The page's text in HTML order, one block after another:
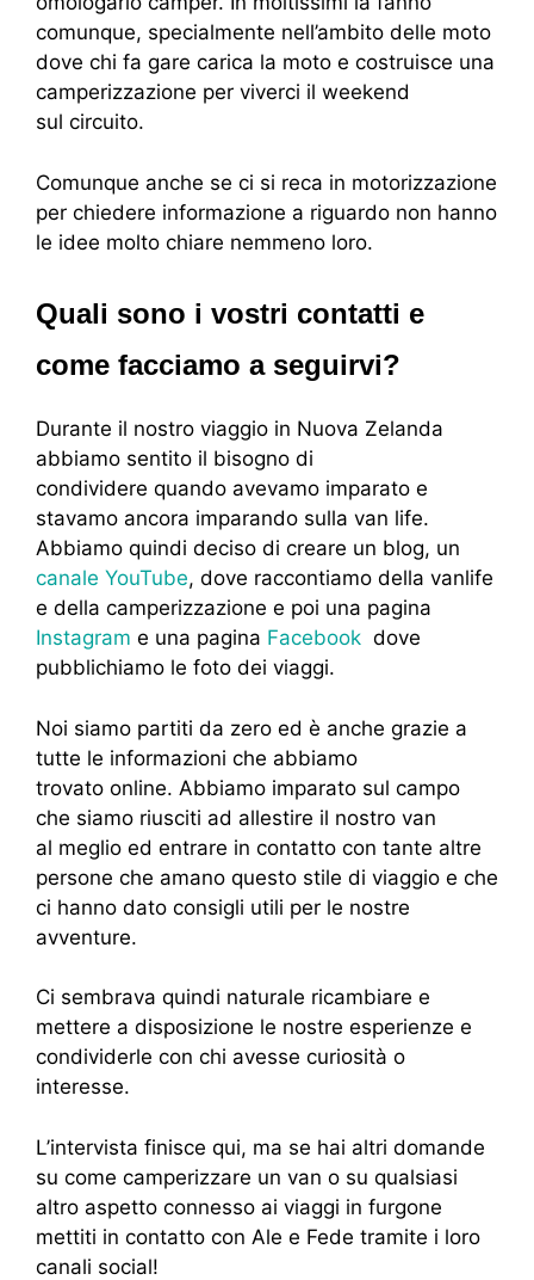
comunque, specialmente nell’ambito delle moto
dove chi fa gare carica la moto e costruisce una
camperizzazione per viverci il weekend
sul circuito.
Comunque anche se ci si reca in motorizzazione
per chiedere informazione a riguardo non hanno
le idee molto chiare nemmeno loro.
Quali sono i vostri contatti e
come facciamo a seguirvi?
Durante il nostro viaggio in Nuova Zelanda
abbiamo sentito il bisogno di
condividere quando avevamo imparato e
stavamo ancora imparando sulla van life.
Abbiamo quindi deciso di creare un blog, un
canale YouTube, dove raccontiamo della vanlife
e della camperizzazione e poi una pagina
Instagram e una pagina Facebook dove
pubblichiamo le foto dei viaggi.
Noi siamo partiti da zero ed è anche grazie a
tutte le informazioni che abbiamo
trovato online. Abbiamo imparato sul campo
che siamo riusciti ad allestire il nostro van
al meglio ed entrare in contatto con tante altre
persone che amano questo stile di viaggio e che
ci hanno dato consigli utili per le nostre
avventure.
Ci sembrava quindi naturale ricambiare e
mettere a disposizione le nostre esperienze e
condividerle con chi avesse curiosità o
interesse.
L’intervista finisce qui, ma se hai altri domande
su come camperizzare un van o su qualsiasi
altro aspetto connesso ai viaggi in furgone
mettiti in contatto con Ale e Fede tramite i loro
canali social!